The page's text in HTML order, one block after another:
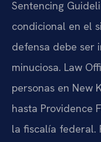
Sentencing
condicional en el
defensa debe ser
minuciosa. Law
personas en New
hasta Providence
la fiscalía federal.